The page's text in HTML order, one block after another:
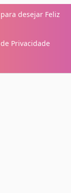
desejar Feliz
Privacidade